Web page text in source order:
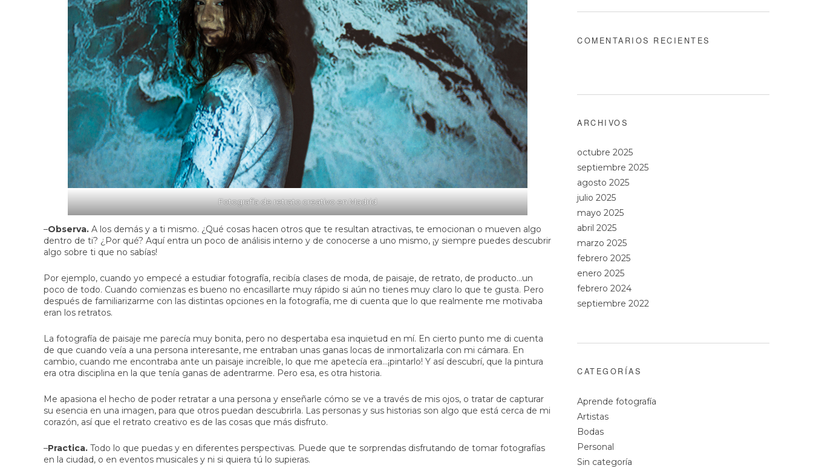
Fotografía de retrato creativo en Madrid
–Observa. A los demás y a ti mismo. ¿Qué cosas hacen otros que te resultan atractivas, te emocionan o mueven algo
dentro de ti? ¿Por qué? Aquí entra un poco de análisis interno y de conocerse a uno mismo, ¡y siempre puedes descubrir
algo sobre ti que no sabías!
Por ejemplo, cuando yo empecé a estudiar fotografía, recibía clases de moda, de paisaje, de retrato, de producto…un
poco de todo. Cuando comienzas es bueno no encasillarte muy rápido si aún no tienes muy claro lo que te gusta. Pero
después de familiarizarme con las distintas opciones en la fotografía, me di cuenta que lo que realmente me motivaba
eran los retratos.
La fotografía de paisaje me parecía muy bonita, pero no despertaba esa inquietud en mí. En cierto punto me di cuenta
de que cuando veía a una persona interesante, me entraban unas ganas locas de inmortalizarla con mi cámara. En
cambio, cuando me encontraba ante un paisaje increíble, lo que me apetecía era…¡pintarlo! Y así descubrí, que la pintura
era otra disciplina en la que tenía ganas de adentrarme. Pero esa, es otra historia.
Me apasiona el hecho de poder retratar a una persona y enseñarle cómo se ve a través de mis ojos, o tratar de capturar
su esencia en una imagen, para que otros puedan descubrirla. Las personas y sus historias son algo que está cerca de mi
corazón, así que el retrato creativo es de las cosas que más disfruto.
–Practica. Todo lo que puedas y en diferentes perspectivas. Puede que te sorprendas disfrutando de tomar fotografías
en la ciudad, o en eventos musicales y ni si quiera tú lo supieras.
COMENTARIOS RECIENTES
ARCHIVOS
octubre 2025
septiembre 2025
agosto 2025
julio 2025
mayo 2025
abril 2025
marzo 2025
febrero 2025
enero 2025
febrero 2024
septiembre 2022
CATEGORÍAS
Aprende fotografía
Artistas
Bodas
Personal
Sin categoría